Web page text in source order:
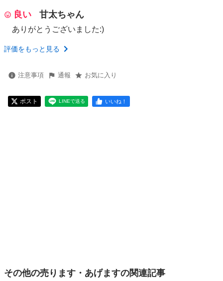
良い 甘太ちゃん
ありがとうございました:)
評価をもっと見る
注意事項 通報 お気に入り
ポスト LINEで送る いいね！
その他の売ります・あげますの関連記事